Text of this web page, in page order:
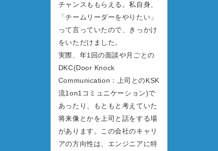
チャンスももらえる。私自身、
「チームリーダーをやりたい」
って言っていたので、きっかけ
をいただけました。
実際、年1回の面談や月ごとの
DKC(Door Knock
Communication：上司とのKSK
流1on1コミュニケーション)で
あったり、もともと考えていた
将来像とかを上司と話をする場
があります。この会社のキャリ
アの方向性は、エンジニアに特